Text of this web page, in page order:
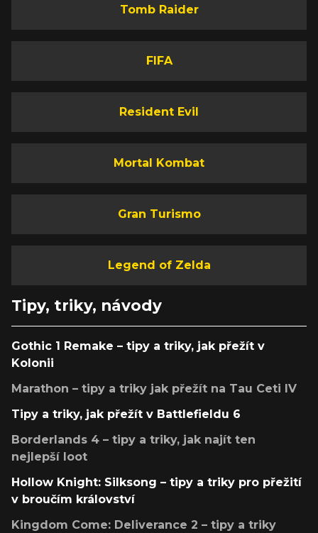
Tomb Raider
FIFA
Resident Evil
Mortal Kombat
Gran Turismo
Legend of Zelda
Tipy, triky, návody
Gothic 1 Remake – tipy a triky, jak přežít v
Kolonii
Marathon – tipy a triky jak přežít na Tau Ceti IV
Tipy a triky, jak přežít v Battlefieldu 6
Borderlands 4 – tipy a triky, jak najít ten
nejlepší loot
Hollow Knight: Silksong – tipy a triky pro přežití
v broučím království
Kingdom Come: Deliverance 2 – tipy a triky